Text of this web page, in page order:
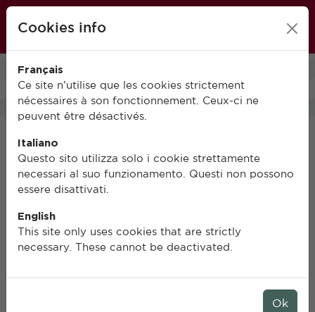
Cookies info
Français
Ce site n’utilise que les cookies strictement
nécessaires à son fonctionnement. Ceux-ci ne
peuvent être désactivés.
Italiano
Questo sito utilizza solo i cookie strettamente
necessari al suo funzionamento. Questi non possono
essere disattivati.
English
This site only uses cookies that are strictly
necessary. These cannot be deactivated.
Ok